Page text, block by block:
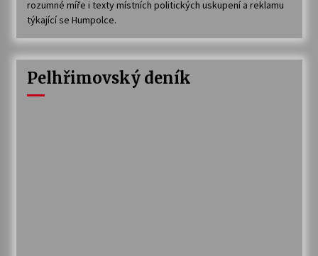
rozumné míře i texty místních politických uskupení a reklamu
týkající se Humpolce.
Pelhřimovský deník